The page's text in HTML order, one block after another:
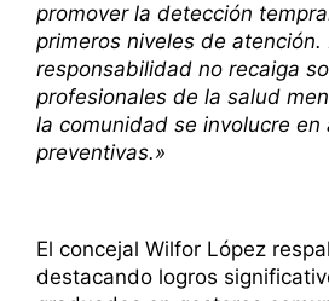
promover la detección
primeros niveles de atención.
responsabilidad no recaiga
profesionales de la salud
la comunidad se involucre en
preventivas.»
El concejal Wilfor López
destacando logros